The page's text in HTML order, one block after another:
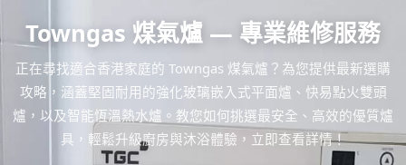
Towngas 煤氣爐 — 專業維修服務
正在尋找適合香港家庭的 Towngas 煤氣爐？為您提供最新選購
攻略，涵蓋堅固耐用的強化玻璃嵌入式平面爐、快易點火雙頭
爐，以及智能恆溫熱水爐。教您如何挑選最安全、高效的優質爐
具，輕鬆升級廚房與沐浴體驗，立即查看詳情！